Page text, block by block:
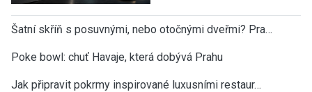
Šatní skříň s posuvnými, nebo otočnými dveřmi? Pra…
Poke bowl: chuť Havaje, která dobývá Prahu
Jak připravit pokrmy inspirované luxusními restaur…